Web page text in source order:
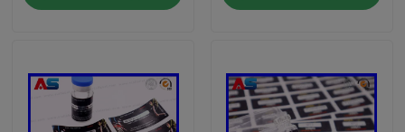
منتجات